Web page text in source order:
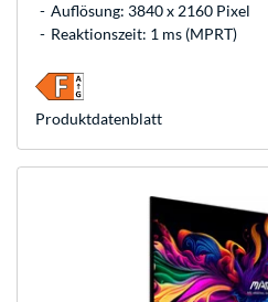
Auflösung: 3840 x 2160 Pixel
Reaktionszeit: 1 ms (MPRT)
Produkt­datenblatt